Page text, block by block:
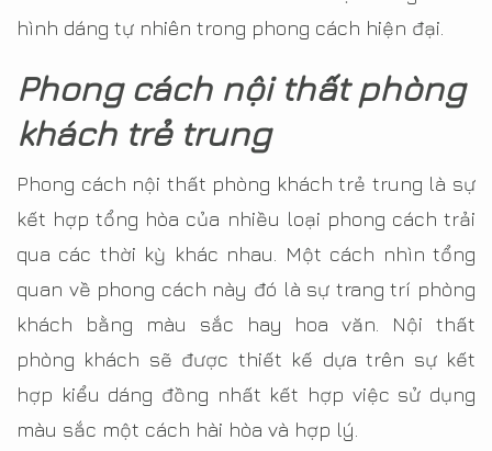
hình dáng tự nhiên trong phong cách hiện đại.
Phong cách nội thất phòng
khách trẻ trung
Phong cách nội thất phòng khách trẻ trung là sự
kết hợp tổng hòa của nhiều loại phong cách trải
qua các thời kỳ khác nhau. Một cách nhìn tổng
quan về phong cách này đó là sự trang trí phòng
khách bằng màu sắc hay hoa văn. Nội thất
phòng khách sẽ được thiết kế dựa trên sự kết
hợp kiểu dáng đồng nhất kết hợp việc sử dụng
màu sắc một cách hài hòa và hợp lý.